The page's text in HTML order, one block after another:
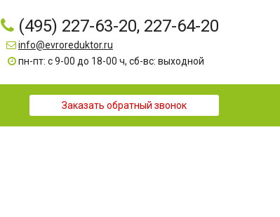
(495) 227-63-20, 227-64-20
info@evroreduktor.ru
пн-пт: с 9-00 до 18-00 ч, сб-вс: выходной
Заказать обратный звонок